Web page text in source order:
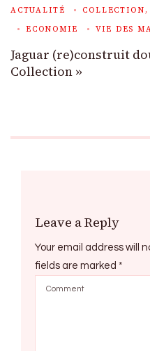
ACTUALITÉ
ECONOMIE
VIE DES
Jaguar (re)construit
Collection »
Leave a Reply
Your email address will
fields are marked *